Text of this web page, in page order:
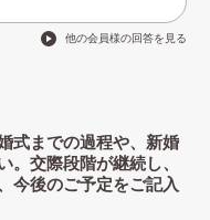
他の会員様の回答を見る
式までの過程や、新婚
。交際段階が継続し、
今後のご予定をご記入